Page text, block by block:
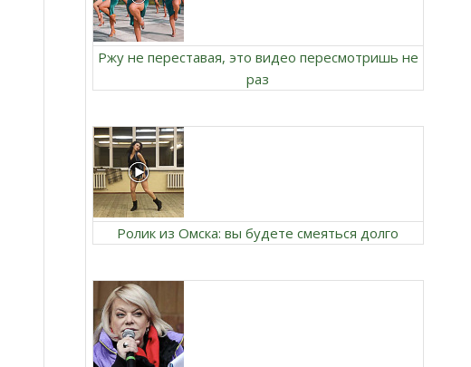
Ржу не переставая, это видео пересмотришь не
раз
Ролик из Омска: вы будете смеяться долго